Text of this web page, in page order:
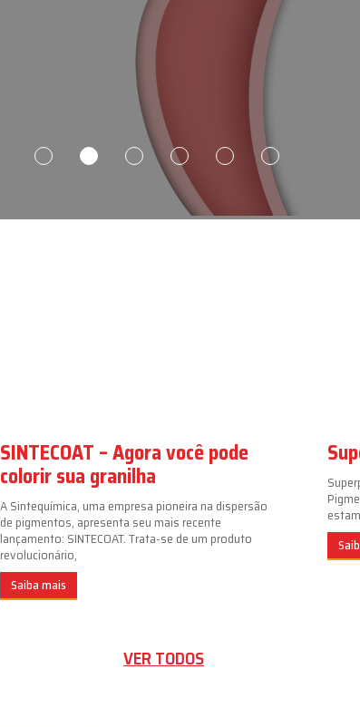
SINTECOAT – Agora você pode
colorir sua granilha
A Sintequímica, uma empresa pioneira na dispersão
de pigmentos, apresenta seu mais recente
lançamento: SINTECOAT. Trata-se de um produto
revolucionário,
Saiba mais
VER TODOS